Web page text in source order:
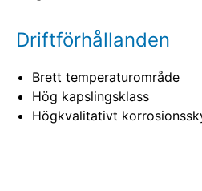
Driftförhållanden
Brett temperaturområde
Hög kapslingsklass
Högkvalitativt